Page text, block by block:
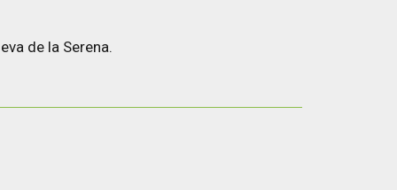
de la Serena.